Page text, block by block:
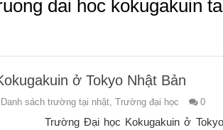
dai hoc kokugakuin
ở Tokyo Nhật Bản
Danh sách trường tại nhật, Trường đại học 0
Trường Đại học Kokugakuin ở